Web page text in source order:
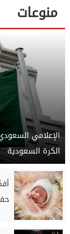
منوعات
الإعلامي
الكرة السعودية